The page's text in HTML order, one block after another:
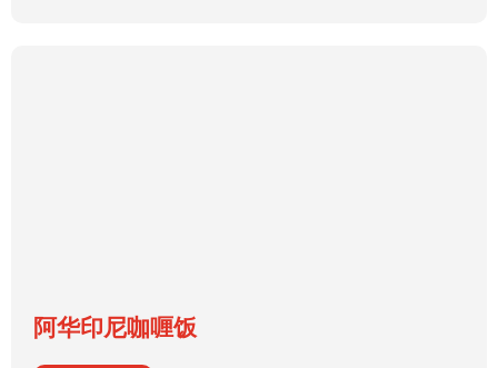
阿华印尼咖喱饭